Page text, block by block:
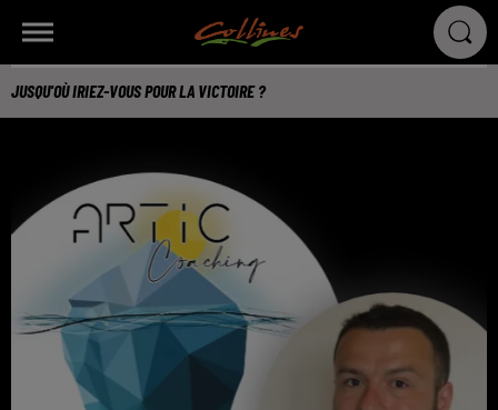
JUSQU'OÙ IRIEZ-VOUS POUR LA VICTOIRE ?